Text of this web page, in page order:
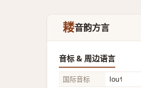
耧音韵方言
音标 & 周边语言
国际音标 lou˧˥